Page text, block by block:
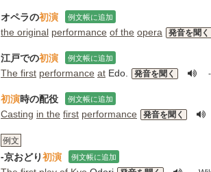
オペラの初演 例文帳に追加
the original performance of the opera 発音を聞く
江戸での初演 例文帳に追加
The first performance at Edo. 発音を聞く
初演時の配役 例文帳に追加
Casting in the first performance 発音を聞く
例文
-京おどり初演 例文帳に追加